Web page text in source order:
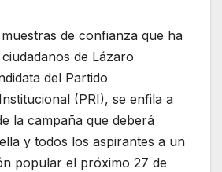
de confianza que ha
de Lázaro
del Partido
(PRI), se enfila a
la campaña que deberá
y todos los aspirantes a un
popular el próximo 27 de